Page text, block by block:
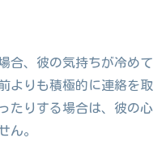
合、彼の気持ちが冷めて
よりも積極的に連絡を取
たりする場合は、彼の心
ん。